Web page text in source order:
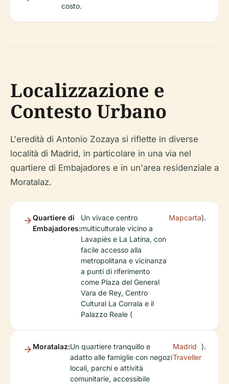
costo.
Localizzazione e
Contesto Urbano
L'eredità di Antonio Zozaya si riflette in diverse
località di Madrid, in particolare in una via nel
quartiere di Embajadores e in un'area residenziale a
Moratalaz.
Quartiere di
Embajadores:
Un vivace centro
multiculturale vicino a
Lavapiés e La Latina, con
facile accesso alla
metropolitana e vicinanza
a punti di riferimento
come Plaza del General
Vara de Rey, Centro
Cultural La Corrala e il
Palazzo Reale (
Mapcarta).
Moratalaz:Un quartiere tranquillo e
adatto alle famiglie con negozi
locali, parchi e attività
comunitarie, accessibile
Madrid
Traveller
).